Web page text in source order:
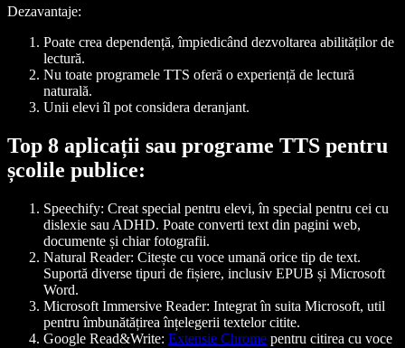
Dezavantaje:
Poate crea dependență, împiedicând dezvoltarea abilităților de
lectură.
Nu toate programele TTS oferă o experiență de lectură
naturală.
Unii elevi îl pot considera deranjant.
Top 8 aplicații sau programe TTS pentru
școlile publice:
Speechify: Creat special pentru elevi, în special pentru cei cu
dislexie sau ADHD. Poate converti text din pagini web,
documente și chiar fotografii.
Natural Reader: Citește cu voce umană orice tip de text.
Suportă diverse tipuri de fișiere, inclusiv EPUB și Microsoft
Word.
Microsoft Immersive Reader: Integrat în suita Microsoft, util
pentru îmbunătățirea înțelegerii textelor citite.
Google Read&Write: Extensie Chrome pentru citirea cu voce